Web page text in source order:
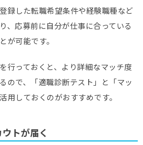
録した転職希望条件や経験職種など
、応募前に自分が仕事に合っている
が可能です。
行っておくと、より詳細なマッチ度
ので、「適職診断テスト」と「マッ
用しておくのがおすすめです。
トが届く